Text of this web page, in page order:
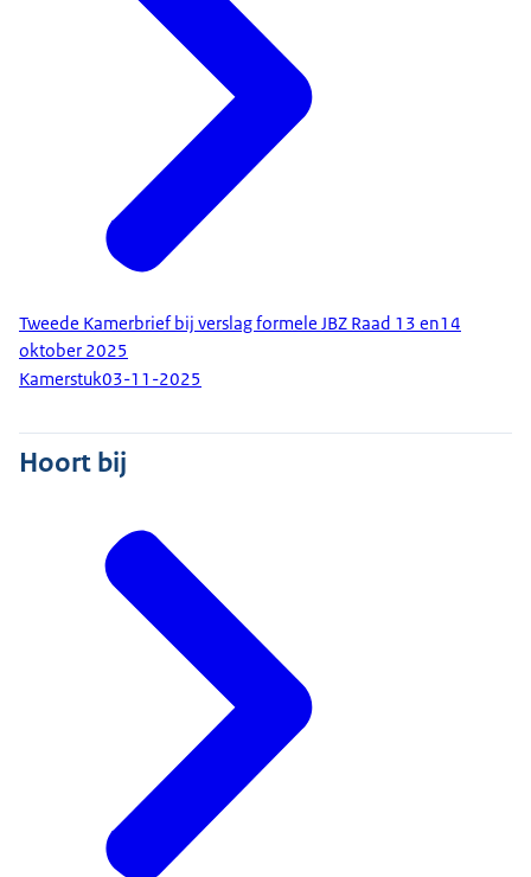
Tweede Kamerbrief bij verslag formele JBZ Raad 13 en14
oktober 2025
Kamerstuk03-11-2025
Hoort bij